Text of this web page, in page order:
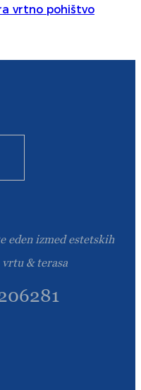
vrtno pohištvo
eden izmed estetskih
& terasa